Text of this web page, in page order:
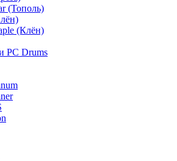
(Тополь)
(Клён)
PC Drums